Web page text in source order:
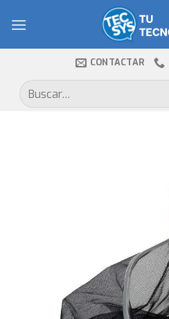
CONTACTAR
Buscar
por: